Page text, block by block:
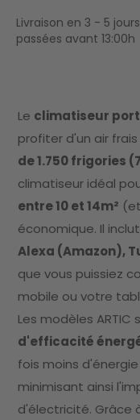
Livraison en 3 - 5
passées avant 13:00h
Le climatiseur
profiter d'un air
de 1.750 frigories
climatiseur idéal
entre 10 et 14m²
économique. Il
Alexa (Amazon),
que vous puissiez
mobile ou votre
Les modèles ARTIC
d'efficacité
fois moins
minimisant ainsi
d'électricité. Grâce